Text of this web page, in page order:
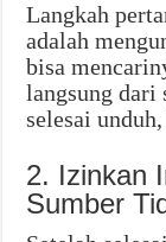
Langkah
adalah
bisa
langsung dari
selesai
2. Izinkan
Sumber